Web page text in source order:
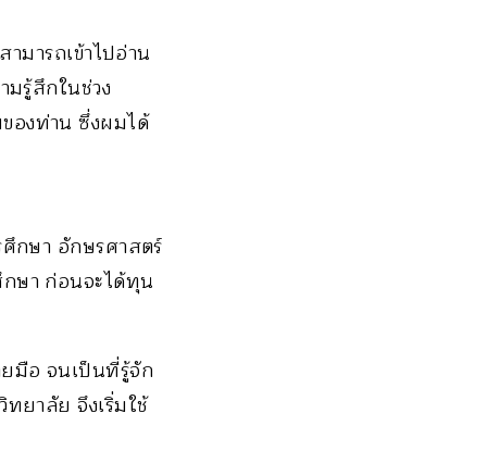
ารถเข้าไปอ่าน
มรู้สึกในช่วง
องท่าน ซึ่งผมได้
กษา อักษรศาสตร์
ษา ก่อนจะได้ทุน
มือ จนเป็นที่รู้จัก
ยาลัย จึงเริ่มใช้